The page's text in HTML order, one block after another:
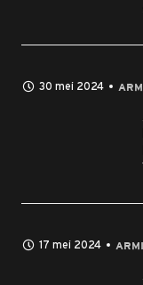
30 mei 2024
17 mei 2024